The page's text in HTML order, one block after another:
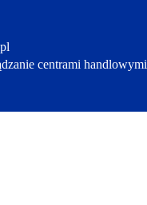
centrami handlowymi